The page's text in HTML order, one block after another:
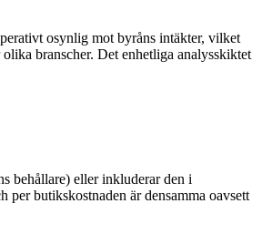
osynlig mot byråns intäkter, vilket
branscher. Det enhetliga analysskiktet
behållare) eller inkluderar den i
butikskostnaden är densamma oavsett